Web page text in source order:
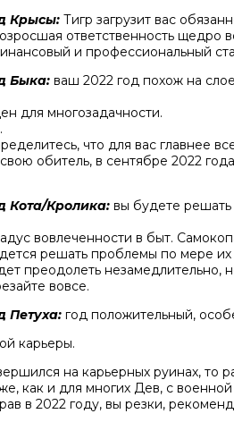
Крысы: Тигр загрузит вас
ответственность
и профессиональный
Быка: ваш 2022 год похож на
для многозадачности.
что для вас главнее
обитель, в сентябре 2022
Кота/Кролика: вы будете решать
вовлеченности в быт.
решать проблемы по мере
преодолеть незамедлительно,
вовсе.
Петуха: год положительный,
карьеры.
на карьерных руинах, то
как и для многих Дев, с
в 2022 году, вы резки,